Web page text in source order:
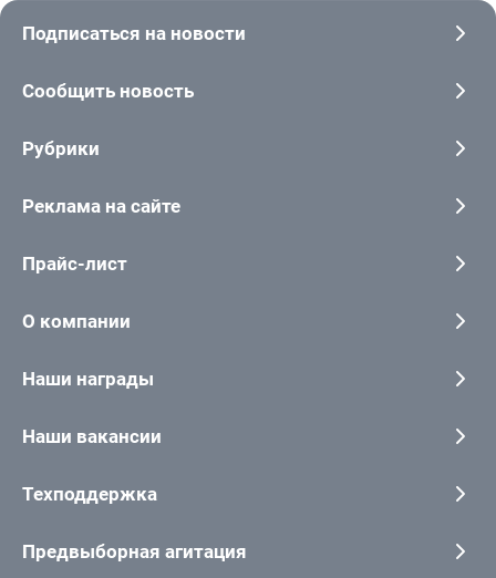
Подписаться на новости
Сообщить новость
Рубрики
Реклама на сайте
Прайс-лист
О компании
Наши награды
Наши вакансии
Техподдержка
Предвыборная агитация